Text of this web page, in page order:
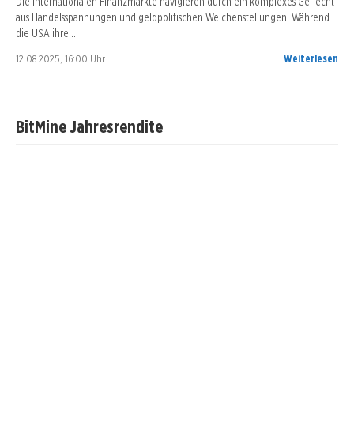
aus Handelsspannungen und geldpolitischen Weichenstellungen. Während
die USA ihre…
12.08.2025, 16:00 Uhr Weiterlesen
BitMine Jahresrendite